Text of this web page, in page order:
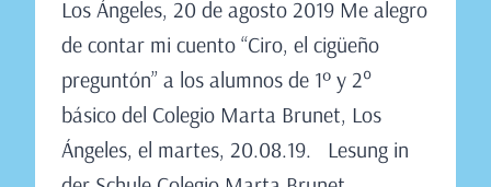
Los Ángeles, 20 de agosto 2019 Me alegro
de contar mi cuento “Ciro, el cigüeño
preguntón” a los alumnos de 1º y 2°
básico del Colegio Marta Brunet, Los
Ángeles, el martes, 20.08.19. Lesung in